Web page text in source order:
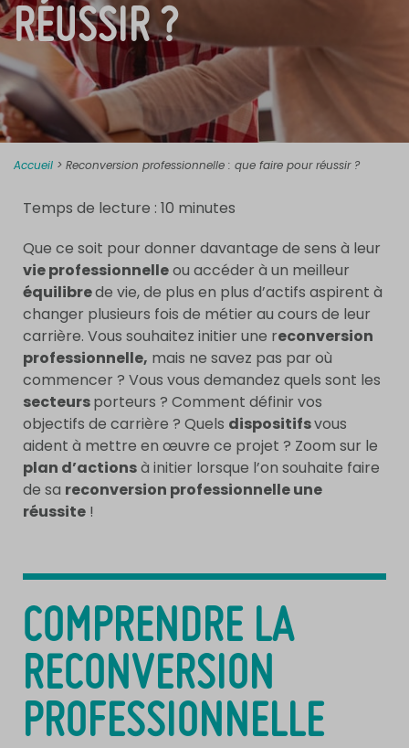
RÉUSSIR ?
Accueil > Reconversion professionnelle : que faire pour réussir ?
Temps de lecture : 10 minutes
Que ce soit pour donner davantage de sens à leur
vie professionnelleou accéder à un meilleur
équilibrede vie, de plus en plus d’actifs aspirent à
changer plusieurs fois de métier au cours de leur
carrière. Vous souhaitez initier une reconversion
professionnelle, mais ne savez pas par où
commencer ? Vous vous demandez quels sont les
secteursporteurs ? Comment définir vos
objectifs de carrière ? Quels dispositifsvous
aident à mettre en œuvre ce projet ? Zoom sur le
plan d’actionsà initier lorsque l’on souhaite faire
de sa reconversion professionnelle une
réussite !
COMPRENDRE LA
RECONVERSION
PROFESSIONNELLE